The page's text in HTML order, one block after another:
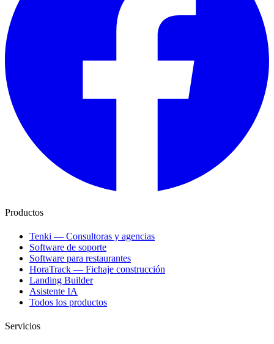
Productos
Tenki — Consultoras y agencias
Software de soporte
Software para restaurantes
HoraTrack — Fichaje construcción
Landing Builder
Asistente IA
Todos los productos
Servicios